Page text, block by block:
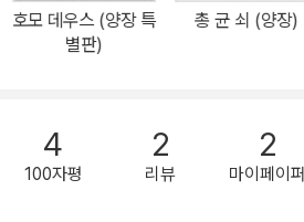
아의 우크라이나 침공, 기술혁신의 명암
쳐나가기 위해 무엇을 해야 할까? 저자는
드로 ‘인간 이해’를 강조한다. 출간 10주
셀러를 출간한 개인적인 소회보다는 유례
호모 데우스 (양장 특
별판)
총 균 쇠 (양장)
4
100자평
2
리뷰
2
마이페이퍼